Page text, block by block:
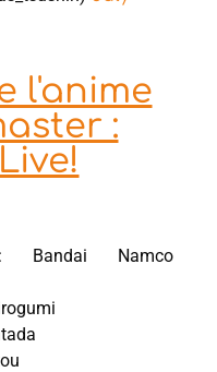
l'anime
:
: Bandai Namco